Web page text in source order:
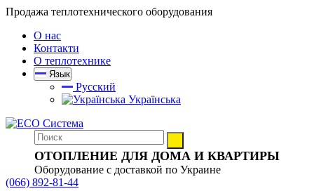
Продажа теплотехнического оборудования
О нас
Контакти
О теплотехнике
Язык
Русский
Українська
ОТОПЛЕНИЕ ДЛЯ ДОМА И КВАРТИРЫ
Оборудование с доставкой по Украине
(066) 892-81-44